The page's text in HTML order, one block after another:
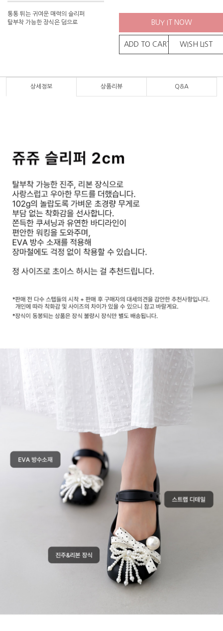
통통 튀는 귀여운 매력의 슬리퍼
탈부착 가능한 장식은 덤으로
BUY IT NOW
ADD TO CART WISH LIST
상세정보 상품리뷰 Q&A